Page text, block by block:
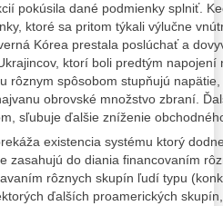
pokúsila dané podmienky splniť.
ktoré sa pritom týkali výlučne
Kórea prestala poslúchať a
ktorí boli predtým napojení
rôznym spôsobom stupňujú
obrovské množstvo zbraní.
sľubuje ďalšie zníženie
existencia systému ktorý
zasahujú do diania financovaním
rôznych skupín ľudí typu
ďalších proamerických